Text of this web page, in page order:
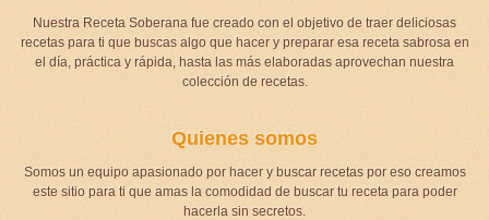
Nuestra Receta Soberana fue creado con el objetivo de traer deliciosas
recetas para ti que buscas algo que hacer y preparar esa receta sabrosa en
el día, práctica y rápida, hasta las más elaboradas aprovechan nuestra
colección de recetas.
Quienes somos
Somos un equipo apasionado por hacer y buscar recetas por eso creamos
este sitio para ti que amas la comodidad de buscar tu receta para poder
hacerla sin secretos.